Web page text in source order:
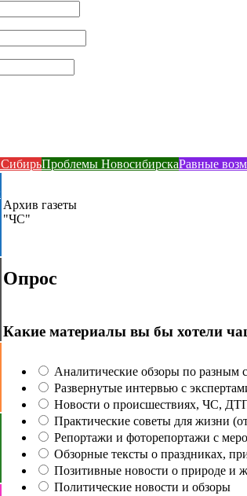
Проблемы НовосибирскаРавные
Архив газеты
"ЧС"
Опрос
Какие материалы вы бы хотели
Аналитические обзоры по разным
Развернутые интервью с
Новости о происшествиях, ЧС,
Практические советы для жизни
Репортажи и фоторепортажи с
Обзорные тексты о праздниках,
Позитивные новости о природе и
Политические новости и обзоры